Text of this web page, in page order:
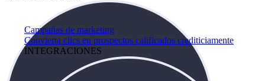
Campañas de marketing
Convierta clics en prospectos calificados crediticiamente
INTEGRACIONES